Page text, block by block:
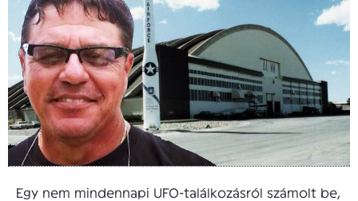
Egy nem mindennapi UFO-találkozásról számolt be,